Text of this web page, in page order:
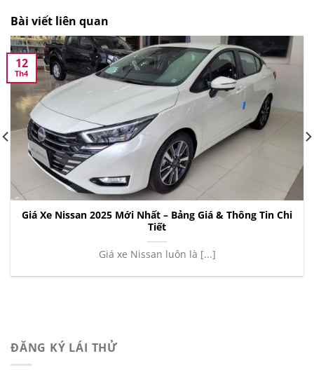
Bài viết liên quan
Giá Xe Nissan 2025 Mới Nhất – Bảng Giá & Thông Tin Chi
Tiết
Giá xe Nissan luôn là [...]
12
Th4
ĐĂNG KÝ LÁI THỬ